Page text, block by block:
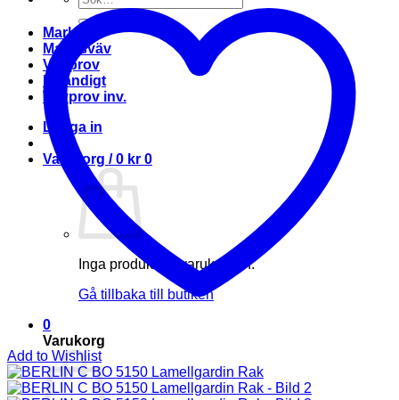
efter:
Markis
Markisväv
Vävprov
Invändigt
Vävprov inv.
Logga in
Varukorg /0 kr 0
Inga produkter i varukorgen.
Gå tillbaka till butiken
0
Varukorg
Add to Wishlist